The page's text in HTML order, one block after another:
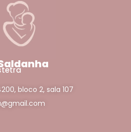
bloco 2, sala 107